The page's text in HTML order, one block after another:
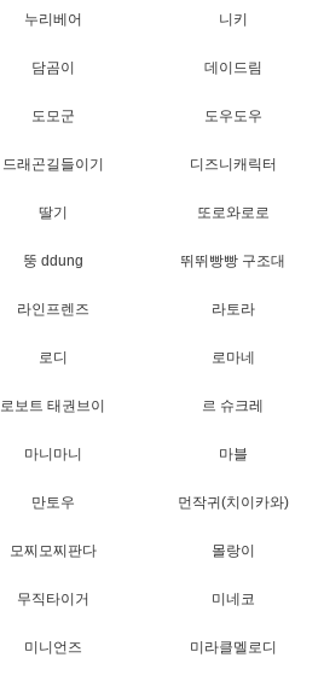
누리베어 니키
담곰이 데이드림
도모군 도우도우
드래곤길들이기 디즈니캐릭터
딸기 또로와로로
뚱 ddung 뛰뛰빵빵 구조대
라인프렌즈 라토라
로디 로마네
로보트 태권브이 르 슈크레
마니마니 마블
만토우 먼작귀(치이카와)
모찌모찌판다 몰랑이
무직타이거 미네코
미니언즈 미라클멜로디